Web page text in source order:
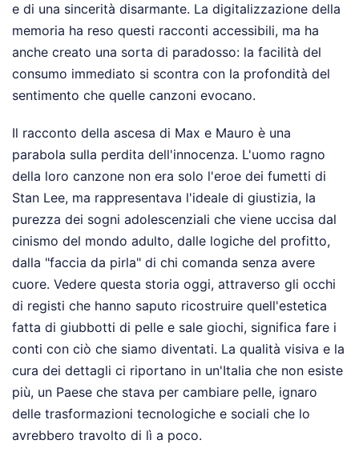
e di una sincerità disarmante. La digitalizzazione della
memoria ha reso questi racconti accessibili, ma ha
anche creato una sorta di paradosso: la facilità del
consumo immediato si scontra con la profondità del
sentimento che quelle canzoni evocano.
Il racconto della ascesa di Max e Mauro è una
parabola sulla perdita dell'innocenza. L'uomo ragno
della loro canzone non era solo l'eroe dei fumetti di
Stan Lee, ma rappresentava l'ideale di giustizia, la
purezza dei sogni adolescenziali che viene uccisa dal
cinismo del mondo adulto, dalle logiche del profitto,
dalla "faccia da pirla" di chi comanda senza avere
cuore. Vedere questa storia oggi, attraverso gli occhi
di registi che hanno saputo ricostruire quell'estetica
fatta di giubbotti di pelle e sale giochi, significa fare i
conti con ciò che siamo diventati. La qualità visiva e la
cura dei dettagli ci riportano in un'Italia che non esiste
più, un Paese che stava per cambiare pelle, ignaro
delle trasformazioni tecnologiche e sociali che lo
avrebbero travolto di lì a poco.